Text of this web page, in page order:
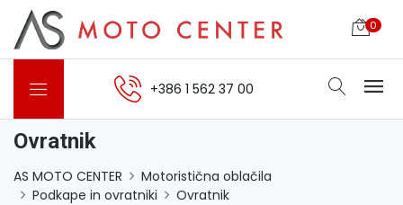
0
+386 1 562 37 00
Ovratnik
AS MOTO CENTER
Motoristična oblačila
Podkape in ovratniki
Ovratnik